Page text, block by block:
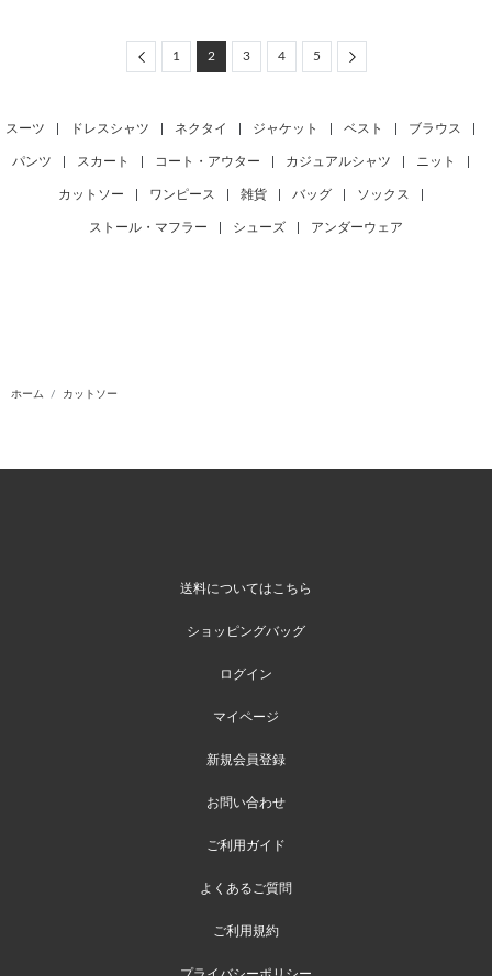
Previous
1 2 3 4 5 Next
スーツ ドレスシャツ ネクタイ ジャケット ベスト ブラウス
パンツ スカート コート・アウター カジュアルシャツ ニット
カットソー ワンピース 雑貨 バッグ ソックス
ストール・マフラー シューズ アンダーウェア
ホーム カットソー
送料についてはこちら
ショッピングバッグ
ログイン
マイページ
新規会員登録
お問い合わせ
ご利用ガイド
よくあるご質問
ご利用規約
プライバシーポリシー